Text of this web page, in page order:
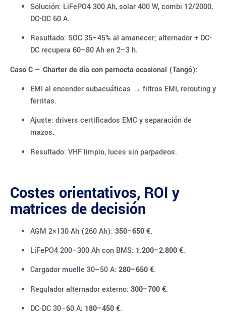
Solución: LiFePO4 300 Ah, solar 400 W, combi 12/2000,
DC-DC 60 A.
Resultado: SOC 35–45% al amanecer; alternador + DC-
DC recupera 60–80 Ah en 2–3 h.
Caso C — Charter de día con pernocta ocasional (Tangó):
EMI al encender subacuáticas → filtros EMI, rerouting y
ferritas.
Ajuste: drivers certificados EMC y separación de
mazos.
Resultado: VHF limpio, luces sin parpadeos.
Costes orientativos, ROI y
matrices de decisión
AGM 2×130 Ah (260 Ah): 350–650 €.
LiFePO4 200–300 Ah con BMS: 1.200–2.800 €.
Cargador muelle 30–50 A: 280–650 €.
Regulador alternador externo: 300–700 €.
DC-DC 30–60 A: 180–450 €.